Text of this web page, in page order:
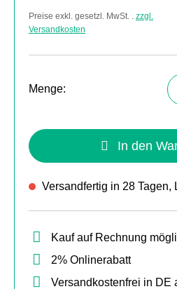
Preise exkl. gesetzl. MwSt. . zzgl.
Versandkosten
Menge:
Produkt Anzahl: Gib
In den
Versandfertig in 28 Tagen,
Kauf auf Rechnung
2% Onlinerabatt
Versandkostenfrei in DE